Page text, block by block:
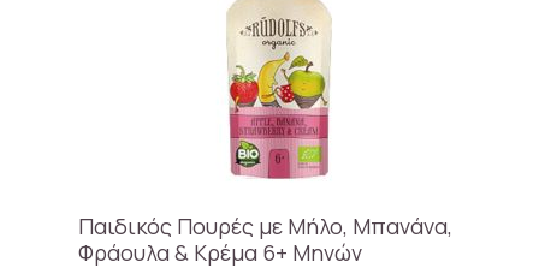
Παιδικός Πουρές με Μήλο, Μπανάνα,
Φράουλα & Κρέμα 6+ Μηνών